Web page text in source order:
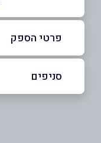
פרטי הספק
סניפים